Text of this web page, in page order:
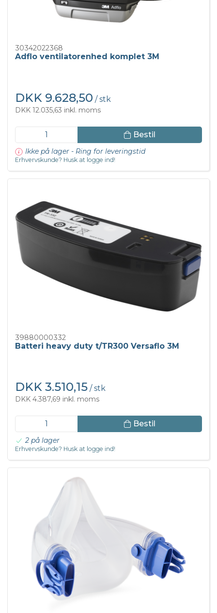
30342022368
Adflo ventilatorenhed komplet 3M
DKK 9.628,50 / stk
DKK 12.035,63 inkl. moms
Bestil
Ikke på lager - Ring for leveringstid
Erhvervskunde? Husk at logge ind!
39880000332
Batteri heavy duty t/TR300 Versaflo 3M
DKK 3.510,15 / stk
DKK 4.387,69 inkl. moms
Bestil
2 på lager
Erhvervskunde? Husk at logge ind!